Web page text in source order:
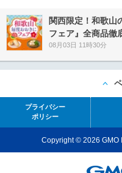
関西限定！和歌山
フェア』全商品徹
08月03日 11時30分
プライバシー
ポリシー
Copyright © 2026 GMO